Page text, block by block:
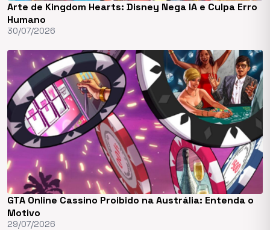
Arte de Kingdom Hearts: Disney Nega IA e Culpa Erro
Humano
30/07/2026
GTA Online Cassino Proibido na Austrália: Entenda o
Motivo
29/07/2026